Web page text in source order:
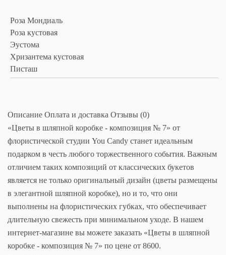
Роза Мондиаль
Роза кустовая
Эустома
Хризантема кустовая
Писташ
Описание Оплата и доставка Отзывы (0)
«Цветы в шляпной коробке - композиция № 7» от
флористической студии You Candy станет идеальным
подарком в честь любого торжественного события. Важным
отличием таких композиций от классических букетов
является не только оригинальный дизайн (цветы размещены
в элегантной шляпной коробке), но и то, что они
выполнены на флористических губках, что обеспечивает
длительную свежесть при минимальном уходе. В нашем
интернет-магазине вы можете заказать «Цветы в шляпной
коробке - композиция № 7» по цене от 8600.